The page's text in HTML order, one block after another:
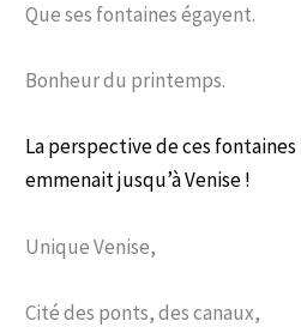
Que ses fontaines égayent.
Bonheur du printemps.
La perspective de ces
emmenait jusqu’à Venise !
Unique Venise,
Cité des ponts, des canaux,